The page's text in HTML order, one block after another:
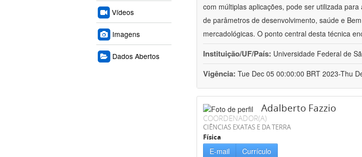
Vídeos
Imagens
Dados Abertos
com múltiplas aplicações, pode ser utilizada
de parâmetros de desenvolvimento, saúde e
mercadológicas. O ponto central desta técnica
Instituição/UF/País: Universidade Federal de
Vigência: Tue Dec 05 00:00:00 BRT 2023-Thu
Adalberto Fazzio
COORDENADOR(A)
CIÊNCIAS EXATAS E DA TERRA
Física
E-mail Currículo